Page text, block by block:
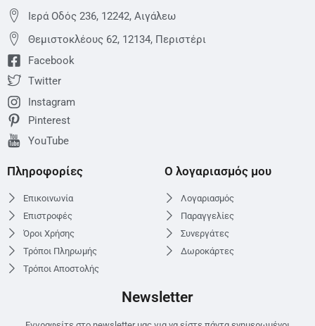
Ιερά Οδός 236, 12242, Αιγάλεω
Θεμιστoκλέους 62, 12134, Περιστέρι
Facebook
Twitter
Instagram
Pinterest
YouTube
Πληροφορίες
Επικοινωνία
Επιστροφές
Όροι Χρήσης
Τρόποι Πληρωμής
Τρόποι Αποστολής
Ο λογαριασμός μου
Λογαριασμός
Παραγγελίες
Συνεργάτες
Δωροκάρτες
Newsletter